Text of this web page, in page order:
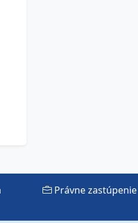
Právne zastúpenie